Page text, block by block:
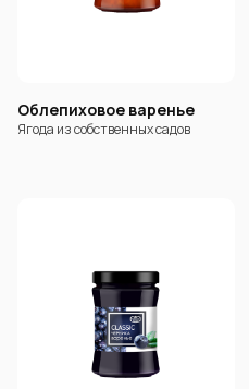
Облепиховое варенье
Ягода из собственных садов